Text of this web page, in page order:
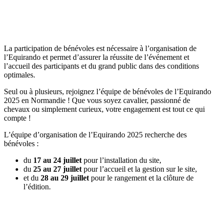
La participation de bénévoles est nécessaire à l’organisation de
l’Equirando et permet d’assurer la réussite de l’événement et
l’accueil des participants et du grand public dans des conditions
optimales.
Seul ou à plusieurs, rejoignez l’équipe de bénévoles de l’Equirando
2025 en Normandie ! Que vous soyez cavalier, passionné de
chevaux ou simplement curieux, votre engagement est tout ce qui
compte !
L’équipe d’organisation de l’Equirando 2025 recherche des
bénévoles :
du 17 au 24 juillet pour l’installation du site,
du 25 au 27 juillet pour l’accueil et la gestion sur le site,
et du 28 au 29 juillet pour le rangement et la clôture de
l’édition.